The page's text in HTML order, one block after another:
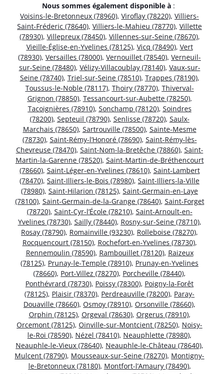
Nous sommes également disponible à :
Voisins-le-Bretonneux (78960), Viroflay (78220), Villiers-
Saint-Fréderic (78640), Villiers-le-Mahieu (78770), Villette
(78930), Villepreux (78450), Villennes-sur-Seine (78670),
Vieille-Église-en-Yvelines (78125), Vicq (78490), Vert
(78930), Versailles (78000), Vernouillet (78540), Verneuil-
sur-Seine (78480), Vélizy-Villacoublay (78140), Vaux-sur-
Seine (78740), Triel-sur-Seine (78510), Trappes (78190),
Toussus-le-Noble (78117), Thoiry (78770), Thiverval-
Grignon (78850), Tessancourt-sur-Aubette (78250),
Tacoignières (78910), Sonchamp (78120), Soindres
(78200), Septeuil (78790), Senlisse (78720), Saulx-
Marchais (78650), Sartrouville (78500), Sainte-Mesme
(78730), Saint-Rémy-l’Honoré (78690), Saint-Rémy-lès-
Chevreuse (78470), Saint-Nom-la-Bretêche (78860), Saint-
Martin-la-Garenne (78520), Saint-Martin-de-Bréthencourt
(78660), Saint-Léger-en-Yvelines (78610), Saint-Lambert
(78470), Saint-Illiers-le-Bois (78980), Saint-Illiers-la-Ville
(78980), Saint-Hilarion (78125), Saint-Germain-en-Laye
(78100), Saint-Germain-de-la-Grange (78640), Saint-Forget
(78720), Saint-Cyr-l’École (78210), Saint-Arnoult-en-
Yvelines (78730), Sailly (78440), Rosny-sur-Seine (78710),
Rosay (78790), Romainville (93230), Rolleboise (78270),
Rocquencourt (78150), Rochefort-en-Yvelines (78730),
Rennemoulin (78590), Rambouillet (78120), Raizeux
(78125), Prunay-le-Temple (78910), Prunay-en-Yvelines
(78660), Port-Villez (78270), Porcheville (78440),
Ponthévrard (78730), Poissy (78300), Poigny-la-Forêt
(78125), Plaisir (78370), Perdreauville (78200), Paray-
Douaville (78660), Osmoy (78910), Orsonville (78660),
Orphin (78125), Orgeval (78630), Orgerus (78910),
Orcemont (78125), Oinville-sur-Montcient (78250), Noisy-
le-Roi (78590), Nézel (78410), Neauphlette (78980),
Neauphle-le-Vieux (78640), Neauphle-le-Château (78640),
Mulcent (78790), Mousseaux-sur-Seine (78270), Montigny-
le-Bretonneux (78180), Montfort-l’Amaury (78490),